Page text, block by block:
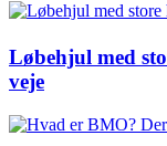
Løbehjul med
veje